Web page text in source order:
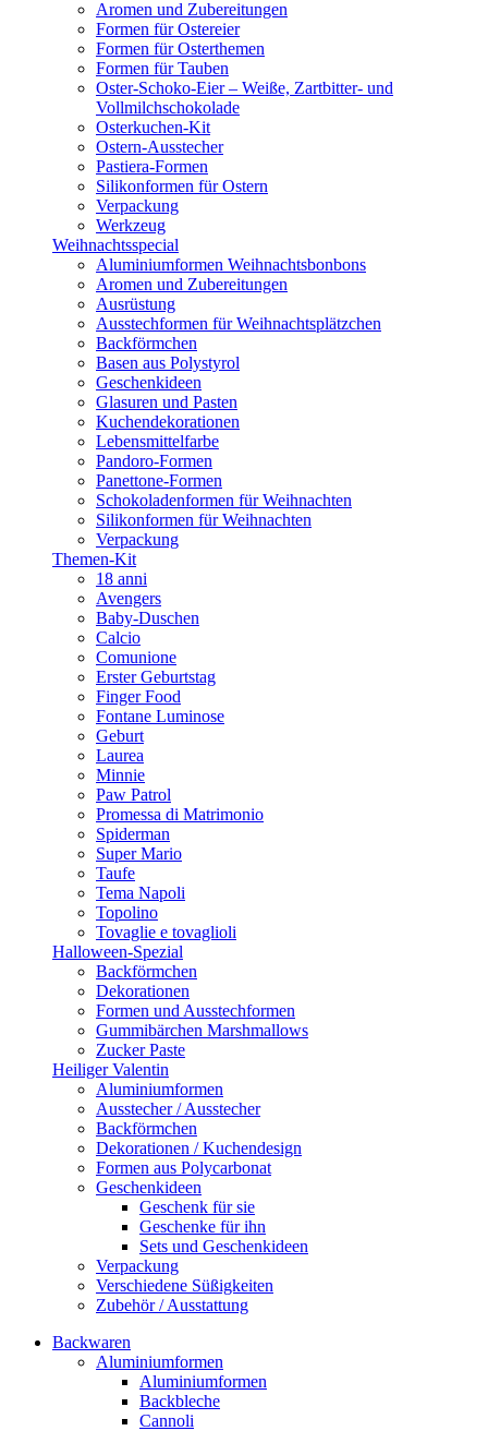
Aromen und Zubereitungen
Formen für Ostereier
Formen für Osterthemen
Formen für Tauben
Oster-Schoko-Eier – Weiße, Zartbitter- und
Vollmilchschokolade
Osterkuchen-Kit
Ostern-Ausstecher
Pastiera-Formen
Silikonformen für Ostern
Verpackung
Werkzeug
Weihnachtsspecial
Aluminiumformen Weihnachtsbonbons
Aromen und Zubereitungen
Ausrüstung
Ausstechformen für Weihnachtsplätzchen
Backförmchen
Basen aus Polystyrol
Geschenkideen
Glasuren und Pasten
Kuchendekorationen
Lebensmittelfarbe
Pandoro-Formen
Panettone-Formen
Schokoladenformen für Weihnachten
Silikonformen für Weihnachten
Verpackung
Themen-Kit
18 anni
Avengers
Baby-Duschen
Calcio
Comunione
Erster Geburtstag
Finger Food
Fontane Luminose
Geburt
Laurea
Minnie
Paw Patrol
Promessa di Matrimonio
Spiderman
Super Mario
Taufe
Tema Napoli
Topolino
Tovaglie e tovaglioli
Halloween-Spezial
Backförmchen
Dekorationen
Formen und Ausstechformen
Gummibärchen Marshmallows
Zucker Paste
Heiliger Valentin
Aluminiumformen
Ausstecher / Ausstecher
Backförmchen
Dekorationen / Kuchendesign
Formen aus Polycarbonat
Geschenkideen
Geschenk für sie
Geschenke für ihn
Sets und Geschenkideen
Verpackung
Verschiedene Süßigkeiten
Zubehör / Ausstattung
Backwaren
Aluminiumformen
Aluminiumformen
Backbleche
Cannoli